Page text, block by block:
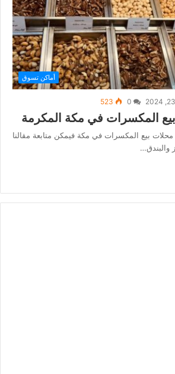
أماكن تسوق
523
بيع المكسرات في مكة فيمكن متابعة مقالنا
والبندق…